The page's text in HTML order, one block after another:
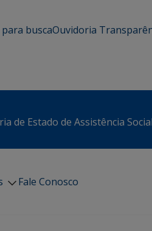
buscaOuvidoria
de Estado de Assistência
Fale Conosco